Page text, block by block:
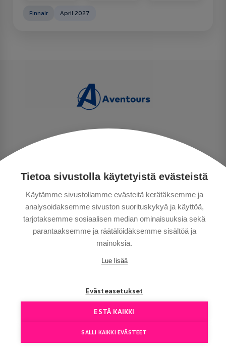
Tietoa sivustolla käytetyistä evästeistä
Käytämme sivustollamme evästeitä kerätäksemme ja
analysoidaksemme sivuston suorituskykyä ja käyttöä,
tarjotaksemme sosiaalisen median ominaisuuksia sekä
parantaaksemme ja räätälöidäksemme sisältöä ja
mainoksia.
Lue lisää
Evästeasetukset
ESTÄ KAIKKI
SALLI KAIKKI EVÄSTEET
Finnair April 2027
RESEVILLKOR
BRA ATT VETA
KONTAKTA OSS
Copyright © Aventours 2026